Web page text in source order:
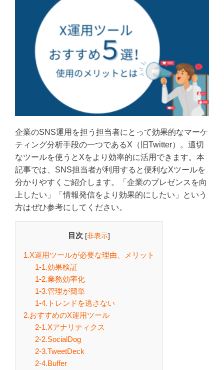
企業のSNS運用を担う担当者にとって効果的なマーケ
ティング分析手段の一つであるX（旧Twitter）。適切
なツールを使うとXをより効率的に活用できます。本
記事では、SNS担当者が利用すると便利なXツールを
分かりやすくご紹介します。「企業のプレゼンスを向
上したい」「情報発信をより効果的にしたい」という
方はぜひ参考にしてください。
目次 [非表示]
1.X運用ツールが必要な理由、メリット
1-1.効果検証
1-2.業務効率化
1-3.管理が簡単
1-4.トレンドを逃さない
2.おすすめのX運用ツール
2-1.Xアナリティクス
2-2.SocialDog
2-3.TweetDeck
2-4.Buffer